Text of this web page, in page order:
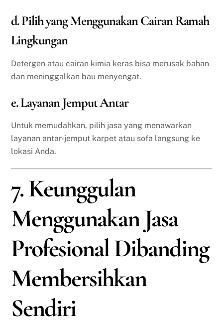
d. Pilih yang Menggunakan Cairan Ramah
Lingkungan
Detergen atau cairan kimia keras bisa merusak bahan
dan meninggalkan bau menyengat.
e. Layanan Jemput Antar
Untuk memudahkan, pilih jasa yang menawarkan
layanan antar-jemput karpet atau sofa langsung ke
lokasi Anda.
7. Keunggulan
Menggunakan Jasa
Profesional Dibanding
Membersihkan
Sendiri